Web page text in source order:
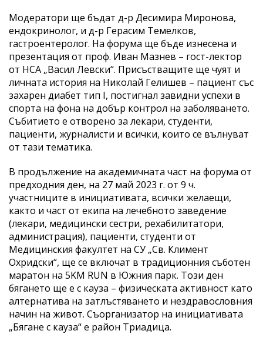
Модератори ще бъдат д-р Десимира Миронова,
ендокринолог, и д-р Герасим Темелков,
гастроентеролог. На форума ще бъде изнесена и
презентация от проф. Иван Мазнев – гост-лектор
от НСА „Васил Левски“. Присъстващите ще чуят и
личната история на Николай Гелишев – пациент със
захарен диабет тип І, постигнал завидни успехи в
спорта на фона на добър контрол на заболяването.
Събитието е отворено за лекари, студенти,
пациенти, журналисти и всички, които се вълнуват
от тази тематика.
В продължение на академичната част на форума от
предходния ден, на 27 май 2023 г. от 9 ч.
участниците в инициативата, всички желаещи,
както и част от екипа на лечебното заведение
(лекари, медицински сестри, рехабилитатори,
администрация), пациенти, студенти от
Медицинския факултет на СУ „Св. Климент
Охридски“, ще се включат в традиционния съботен
маратон на 5KM RUN в Южния парк. Този ден
бягането ще е с кауза – физическата активност като
алтернатива на затлъстяването и нездравословния
начин на живот. Съорганизатор на инициативата
„Бягане с кауза“ е район Триадица.